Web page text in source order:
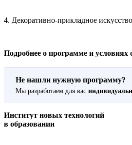
4. Декоративно-прикладное
Подробнее о программе и условиях
Не нашли нужную программу?
Мы разработаем для вас
Институт новых технологий
в образовании